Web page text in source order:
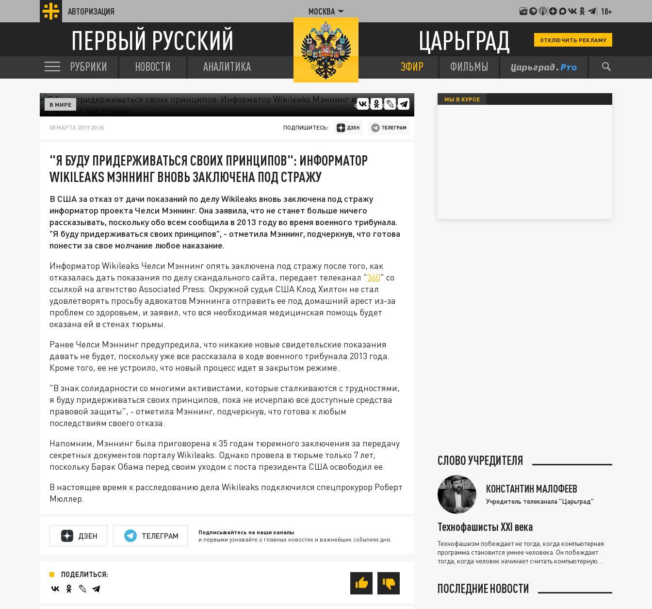
АВТОРИЗАЦИЯ МОСКВА 18+
ПЕРВЫЙ РУССКИЙ ЦАРЬГРАД ОТКЛЮЧИТЬ РЕКЛАМУ
РУБРИКИ НОВОСТИ АНАЛИТИКА ЭФИР ФИЛЬМЫ
ФОТО: ЦАРЬГРАД
В МИРЕ
08 МАРТА 2019 20:36 ПОДПИШИТЕСЬ:
"Я БУДУ ПРИДЕРЖИВАТЬСЯ СВОИХ ПРИНЦИПОВ": ИНФОРМАТОР
WIKILEAKS МЭННИНГ ВНОВЬ ЗАКЛЮЧЕНА ПОД СТРАЖУ
В США за отказ от дачи показаний по делу Wikileaks вновь заключена под стражу
информатор проекта Челси Мэннинг. Она заявила, что не станет больше ничего
рассказывать, поскольку обо всем сообщила в 2013 году во время военного трибунала.
"Я буду придерживаться своих принципов", - отметила Мэннинг, подчеркнув, что готова
понести за свое молчание любое наказание.
Информатор Wikileaks Челси Мэннинг опять заключена под стражу после того, как
отказалась дать показания по делу скандального сайта, передает телеканал "360" со
ссылкой на агентство Associated Press. Окружной судья США Клод Хилтон не стал
удовлетворять просьбу адвокатов Мэннинга отправить ее под домашний арест из-за
проблем со здоровьем, и заявил, что вся необходимая медицинская помощь будет
оказана ей в стенах тюрьмы.
Ранее Челси Мэннинг предупредила, что никакие новые свидетельские показания
давать не будет, поскольку уже все рассказала в ходе военного трибунала 2013 года.
Кроме того, ее не устроило, что новый процесс идет в закрытом режиме.
"В знак солидарности со многими активистами, которые сталкиваются с трудностями,
я буду придерживаться своих принципов, пока не исчерпаю все доступные средства
правовой защиты", - отметила Мэннинг, подчеркнув, что готова к любым
последствиям своего отказа.
Напомним, Мэннинг была приговорена к 35 годам тюремного заключения за передачу
секретных документов порталу Wikileaks. Однако провела в тюрьме только 7 лет,
поскольку Барак Обама перед своим уходом с поста президента США освободил ее.
В настоящее время к расследованию дела Wikileaks подключился спецпрокурор Роберт
Мюллер.
ДЗЕН ТЕЛЕГРАМ Подписывайтесь на наши каналы
и первыми узнавайте о главных новостях и важнейших событиях дня.
ПОДЕЛИТЬСЯ:
МЫ В КУРСЕ
СЛОВО УЧРЕДИТЕЛЯ
КОНСТАНТИН МАЛОФЕЕВ
Учредитель телеканала "Царьград"
Технофашисты XXI века
Технофашизм побеждает не тогда, когда компьютерная
программа становится умнее человека. Он побеждает
тогда, когда человек начинает считать компьютерную
ПОСЛЕДНИЕ НОВОСТИ